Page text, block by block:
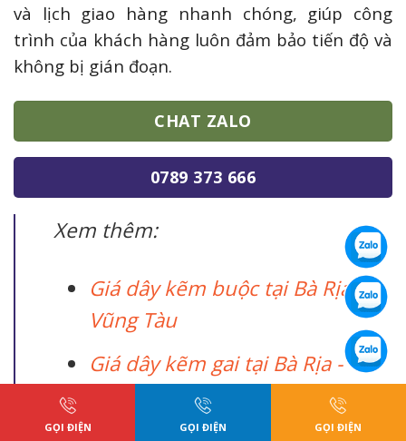
và lịch giao hàng nhanh chóng, giúp công
trình của khách hàng luôn đảm bảo tiến độ và
không bị gián đoạn.
CHAT ZALO
0789 373 666
Xem thêm:
Giá dây kẽm buộc tại Bà Rịa -
Vũng Tàu
Giá dây kẽm gai tại Bà Rịa -
GỌI ĐIỆN GỌI ĐIỆN GỌI ĐIỆN